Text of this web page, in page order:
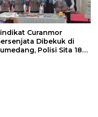
Curanmor
Dibekuk di
Polisi Sita 18